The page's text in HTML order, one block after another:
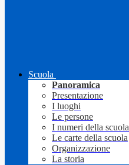
Scuola
Panoramica
Presentazione
I luoghi
Le persone
I numeri della scuola
Le carte della scuola
Organizzazione
La storia